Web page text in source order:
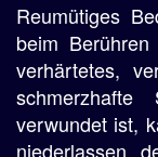
Reumütiges
beim
verhärtetes,
verwundet ist,
niederlassen,